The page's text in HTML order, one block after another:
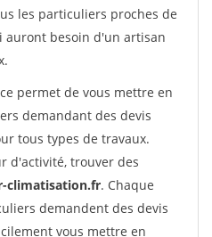
les particuliers proches de
auront besoin d'un artisan
permet de vous mettre en
demandant des devis
tous types de travaux.
d'activité, trouver des
climatisation.fr. Chaque
demandent des devis
vous mettre en